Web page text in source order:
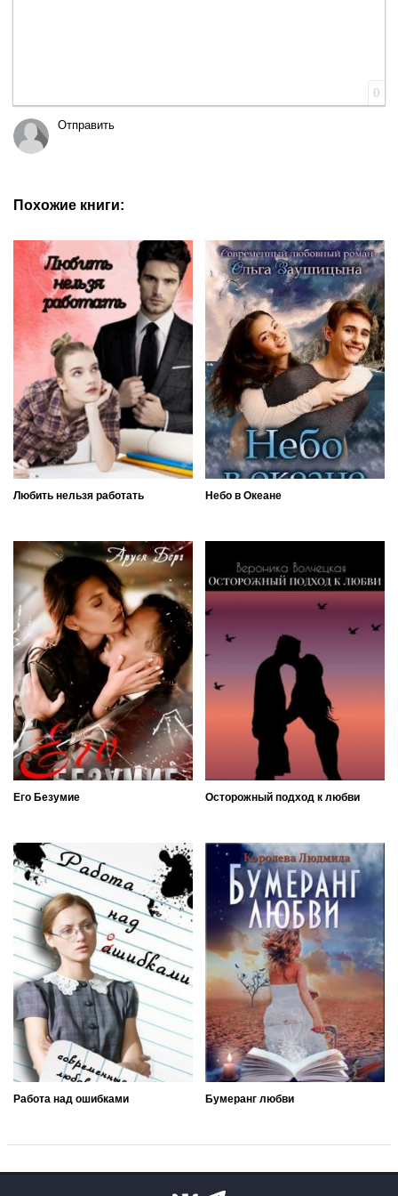
0
Отправить
Похожие книги:
Любить нельзя работать Небо в Океане
Его Безумие Осторожный подход к любви
Работа над ошибками Бумеранг любви